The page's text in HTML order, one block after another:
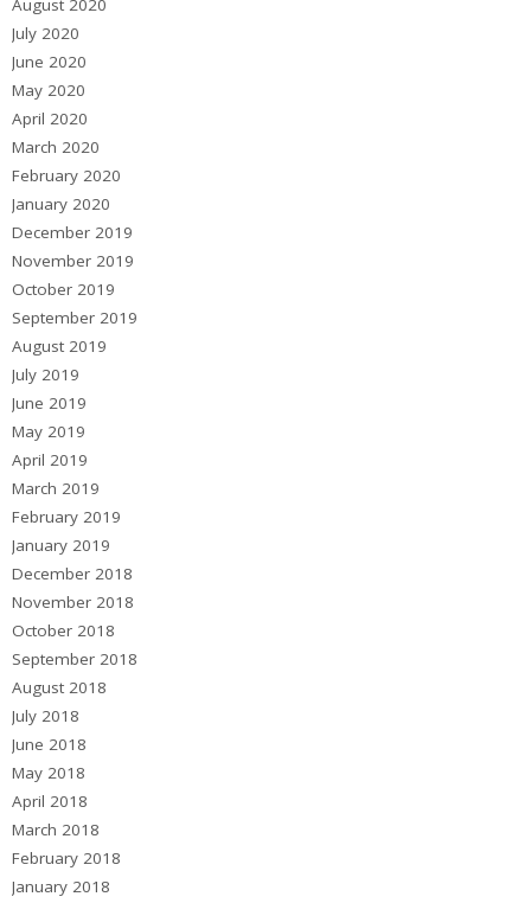
August 2020
July 2020
June 2020
May 2020
April 2020
March 2020
February 2020
January 2020
December 2019
November 2019
October 2019
September 2019
August 2019
July 2019
June 2019
May 2019
April 2019
March 2019
February 2019
January 2019
December 2018
November 2018
October 2018
September 2018
August 2018
July 2018
June 2018
May 2018
April 2018
March 2018
February 2018
January 2018